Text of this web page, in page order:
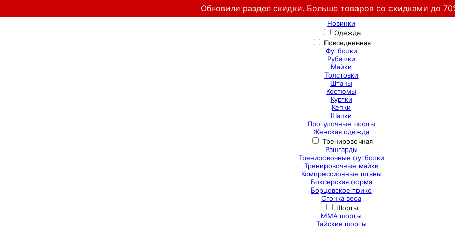
Обновили раздел скидки. Больше товаров со скидками до
Новинки
Одежда
Повседневная
Футболки
Рубашки
Майки
Толстовки
Штаны
Костюмы
Куртки
Кепки
Шапки
Прогулочные шорты
Женская одежда
Тренировочная
Рашгарды
Тренировочные футболки
Тренировочные майки
Компрессионные штаны
Боксерская форма
Борцовское трико
Сгонка веса
Шорты
ММА шорты
Тайские шорты